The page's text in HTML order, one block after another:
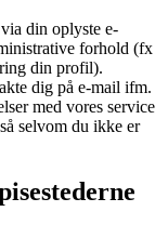
din oplyste e-
forhold (fx
din profil).
dig på e-mail ifm.
med vores service
selvom du ikke er